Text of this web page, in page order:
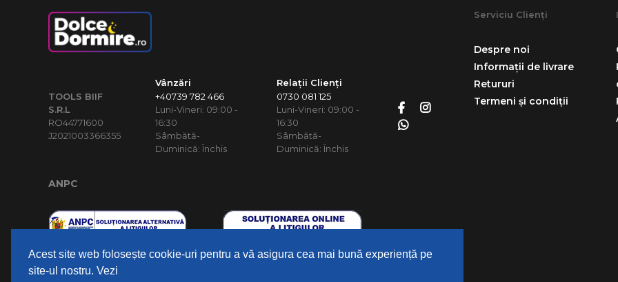
Acest site web folosește cookie-uri pentru a vă asigura cea mai bună experiență pe
site-ul nostru. Vezi
TOOLS BIIF
S.R.L
RO44771600
J2021003366355
Vânzări
+40739 782 466
Luni-Vineri: 09:00 -
16:30
Sâmbătă-
Duminică: Închis
Relații Clienți
0730 081 125
Luni-Vineri: 09:00 -
16:30
Sâmbătă-
Duminică: Închis
ANPC
Serviciu Clienți
Despre noi
Informații de livrare
Retururi
Termeni și condiții